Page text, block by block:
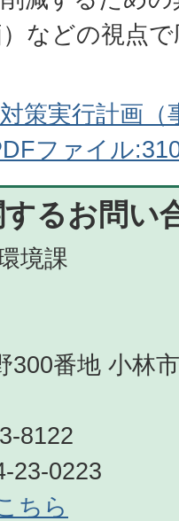
などの視点
策実行計画（
ファイル
るお問い
境課
300番地 小林
8122
23-0223
ちら